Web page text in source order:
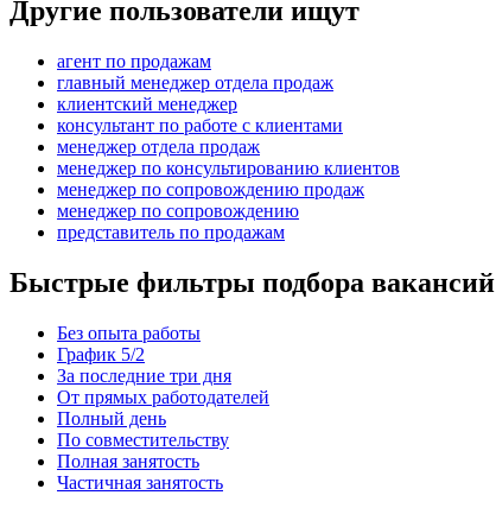
Другие пользователи ищут
агент по продажам
главный менеджер отдела продаж
клиентский менеджер
консультант по работе с клиентами
менеджер отдела продаж
менеджер по консультированию клиентов
менеджер по сопровождению продаж
менеджер по сопровождению
представитель по продажам
Быстрые фильтры подбора вакансий
Без опыта работы
График 5/2
За последние три дня
От прямых работодателей
Полный день
По совместительству
Полная занятость
Частичная занятость